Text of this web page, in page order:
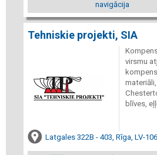
navigācija
Tehniskie projekti, SIA
virsmu
blīves,
Latgales 322B - 403, Rīga, LV-